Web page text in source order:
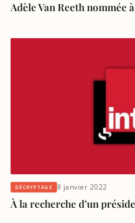
Adèle Van Reeth nommée
DÉCRYPTAGE 8 janvier 2022
À la recherche d’un